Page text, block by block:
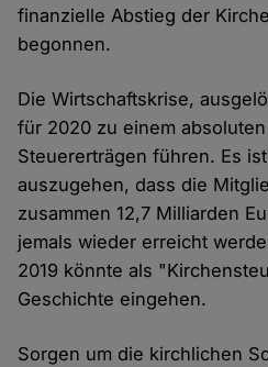
finanzielle Abstieg der
begonnen.
Die Wirtschaftskrise,
für 2020 zu einem
Steuererträgen führen. Es
auszugehen, dass die
zusammen 12,7 Milliarden
jemals wieder erreicht
2019 könnte als
Geschichte eingehen.
Sorgen um die kirchlichen